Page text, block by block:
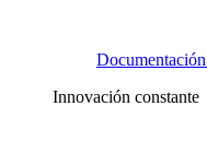
Innovación constante